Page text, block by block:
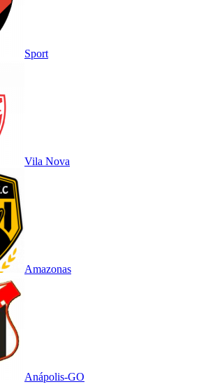
Sport
Vila Nova
Amazonas
Anápolis-GO